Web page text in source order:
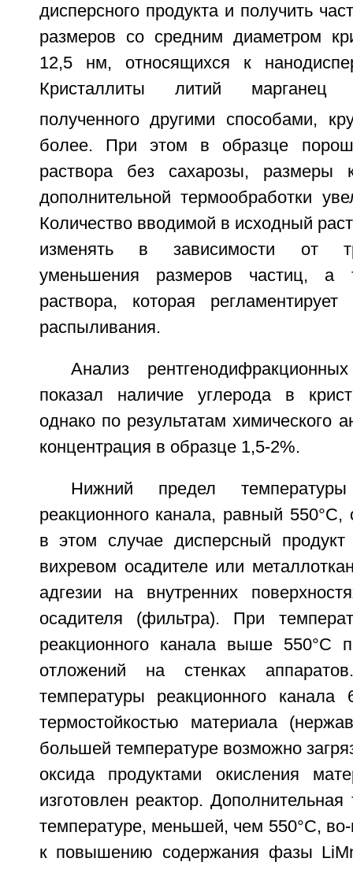
дисперсного продукта и получить
размеров со средним диаметром
12,5 нм, относящихся к
Кристаллиты литий
полученного другими способами,
более. При этом в образце
раствора без сахарозы, размеры
дополнительной термообработки
Количество вводимой в исходный
изменять в зависимости от
уменьшения размеров частиц, а
раствора, которая регламентирует
распыливания.
Анализ
показал наличие углерода в
однако по результатам химического
концентрация в образце 1,5-2%.
Нижний предел
реакционного канала, равный 550°С,
в этом случае дисперсный
вихревом осадителе или
адгезии на внутренних
осадителя (фильтра). При
реакционного канала выше 550°С
отложений на стенках
температуры реакционного канала
термостойкостью материала
большей температуре возможно
оксида продуктами окисления
изготовлен реактор.
температуре, меньшей, чем 550°С,
к повышению содержания фазы